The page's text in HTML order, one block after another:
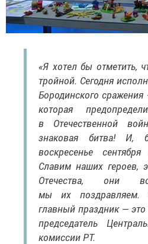
«Я хотел бы отметить,
тройной. Сегодня
Бородинского
которая
в Отечественной
знаковая битва! И,
воскресенье
Славим наших героев,
Отечества, они
мы их поздравляем.
главный праздник —
председатель
комиссии РТ.